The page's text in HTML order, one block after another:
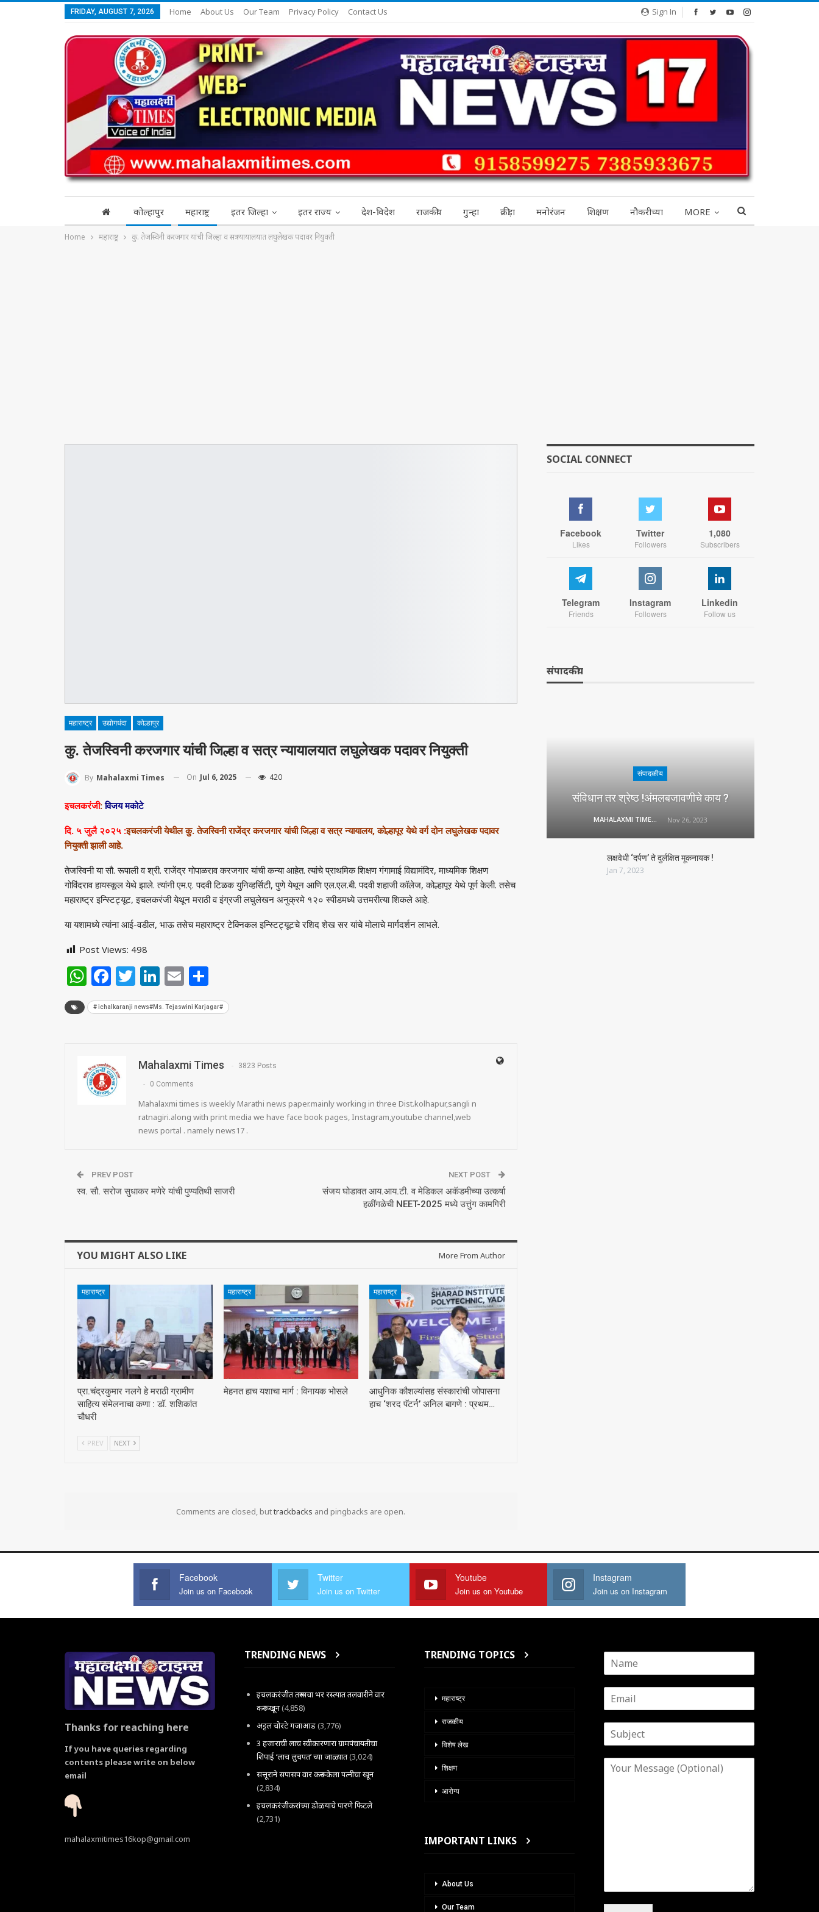
Sign In
FRIDAY, AUGUST 7, 2026 Home About Us Our Team Privacy Policy Contact Us
कोल्हापुर महाराष्ट्र इतर जिल्हा इतर राज्य देश-विदेश राजकीय गुन्हा क्रीड़ा मनोरंजन शिक्षण नौकरीच्या MORE
Home महाराष्ट्र कु. तेजस्विनी करजगार यांची जिल्हा व सत्र न्यायालयात लघुलेखक पदावर नियुक्ती
महाराष्ट्र उद्योगधंदा कोल्हापुर
कु. तेजस्विनी करजगार यांची जिल्हा व सत्र न्यायालयात लघुलेखक पदावर नियुक्ती
By Mahalaxmi Times On Jul 6, 2025 420
इचलकरंजी:विजय मकोटे
दि. ५ जुलै २०२५ :इचलकरंजी येथील कु. तेजस्विनी राजेंद्र करजगार यांची जिल्हा व सत्र न्यायालय, कोल्हापूर येथे वर्ग दोन लघुलेखक पदावर
नियुक्ती झाली आहे.
तेजस्विनी या सौ. रूपाली व श्री. राजेंद्र गोपाळराव करजगार यांची कन्या आहेत. त्यांचे प्राथमिक शिक्षण गंगामाई विद्यामंदिर, माध्यमिक शिक्षण
गोविंदराव हायस्कूल येथे झाले. त्यांनी एम.ए. पदवी टिळक युनिव्हर्सिटी, पुणे येथून आणि एल.एल.बी. पदवी शहाजी कॉलेज, कोल्हापूर येथे पूर्ण केली. तसेच
महाराष्ट्र इन्स्टिट्यूट, इचलकरंजी येथून मराठी व इंग्रजी लघुलेखन अनुक्रमे १२० स्पीडमध्ये उत्तमरीत्या शिकले आहे.
या यशामध्ये त्यांना आई-वडील, भाऊ तसेच महाराष्ट्र टेक्निकल इन्स्टिट्यूटचे रशिद शेख सर यांचे मोलाचे मार्गदर्शन लाभले.
Post Views: 498
WhatsApp
Facebook
Twitter
LinkedIn
Email
# ichalkaranji news#Ms. Tejaswini Karjagar#
Mahalaxmi Times 3823 Posts
0 Comments
Mahalaxmi times is weekly Marathi news paper.mainly working in three Dist.kolhapur,sangli n
ratnagiri.along with print media we have face book pages, Instagram,youtube channel,web
news portal . namely news17 .
PREV POST
स्व. सौ. सरोज सुधाकर मणेरे यांची पुण्यतिथी साजरी
NEXT POST
संजय घोडावत आय.आय.टी. व मेडिकल अकॅडमीच्या उत्कर्षा
हळींगळेची NEET-2025 मध्ये उत्तुंग कामगिरी
YOU MIGHT ALSO LIKE More From Author
महाराष्ट्र
प्रा.चंद्रकुमार नलगे हे मराठी ग्रामीण
साहित्य संमेलनाचा कणा : डॉ. शशिकांत
चौधरी
महाराष्ट्र
मेहनत हाच यशाचा मार्ग : विनायक भोसले
महाराष्ट्र
आधुनिक कौशल्यांसह संस्कारांची जोपासना
हाच ‘शरद पॅटर्न’ अनिल बागणे : प्रथम…
PREV NEXT
Comments are closed, buttrackbacks and pingbacks are open.
SOCIAL CONNECT
Facebook
Likes
Twitter
Followers
1,080
Subscribers
Telegram
Friends
Instagram
Followers
Linkedin
Follow us
संपादकीय
संपादकीय
संविधान तर श्रेष्ठ !अंमलबजावणीचे काय ?
MAHALAXMI TIMES Nov 26, 2023
लक्षवेधी ‘दर्पण’ ते दुर्लक्षित मूकनायक !
Jan 7, 2023
Facebook
Join us on Facebook
Twitter
Join us on Twitter
Youtube
Join us on Youtube
Instagram
Join us on Instagram
Thanks for reaching here
If you have queries regarding
contents please write on below
email
mahalaxmitimes16kop@gmail.com
TRENDING NEWS
इचलकरंजीत तरूणाचा भर रस्त्यात तलवारीने वार
करून खून(4,858)
अट्टल चोरटे गजाआड(3,776)
3 हजाराची लाच स्वीकारणारा ग्रामपंचायतीचा
शिपाई ‘लाच लुचपत’ च्या जाळ्यात(3,024)
सत्तूराने सपासप वार करून केला पत्नीचा खून
(2,834)
इचलकरंजीकरांच्या डोळयाचे पारणे फिटले
(2,731)
TRENDING TOPICS
महाराष्ट्र
राजकीय
विशेष लेख
शिक्षण
आरोग्य
IMPORTANT LINKS
About Us
Our Team